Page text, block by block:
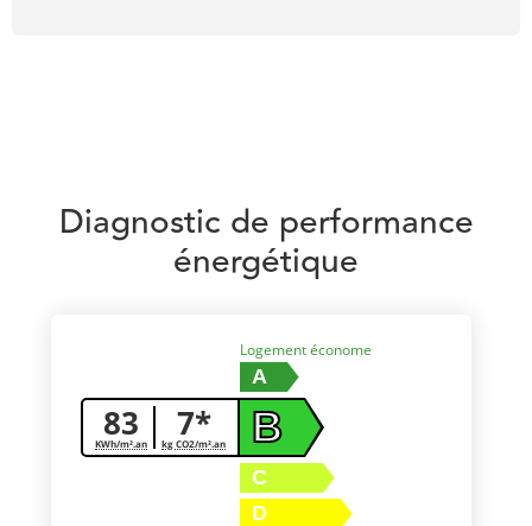
Diagnostic de performance
énergétique
83
KWh/m².an 7*
kg CO2/m².an
Logement économe
A
B
C
D